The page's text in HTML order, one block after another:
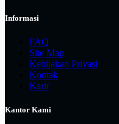
Informasi
FAQ
Site Map
Kebijakan Privasi
Kontak
Karir
Kantor Kami